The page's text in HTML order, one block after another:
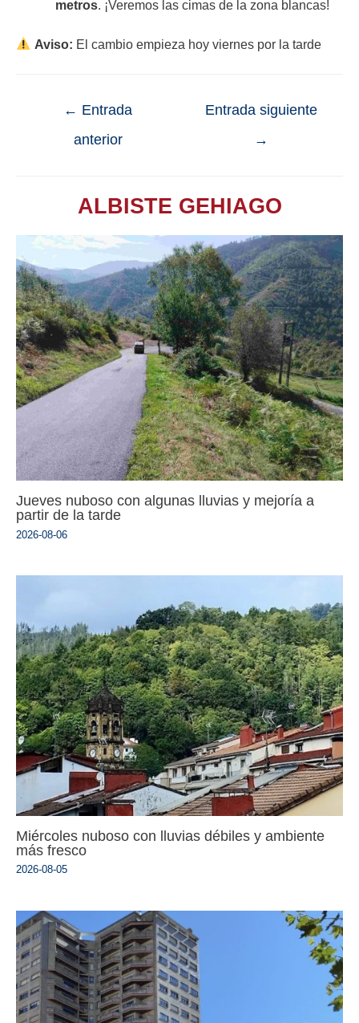
metros. ¡Veremos las cimas de la zona blancas!
Aviso: El cambio empieza hoy viernes por la tarde
← Entrada
anterior
Entrada siguiente
→
ALBISTE GEHIAGO
Jueves nuboso con algunas lluvias y mejoría a
partir de la tarde
2026-08-06
Miércoles nuboso con lluvias débiles y ambiente
más fresco
2026-08-05